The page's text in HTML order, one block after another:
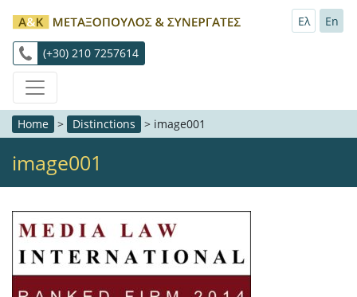
(+30) 210 7257614
Ελ En
Home > Distinctions > image001
image001